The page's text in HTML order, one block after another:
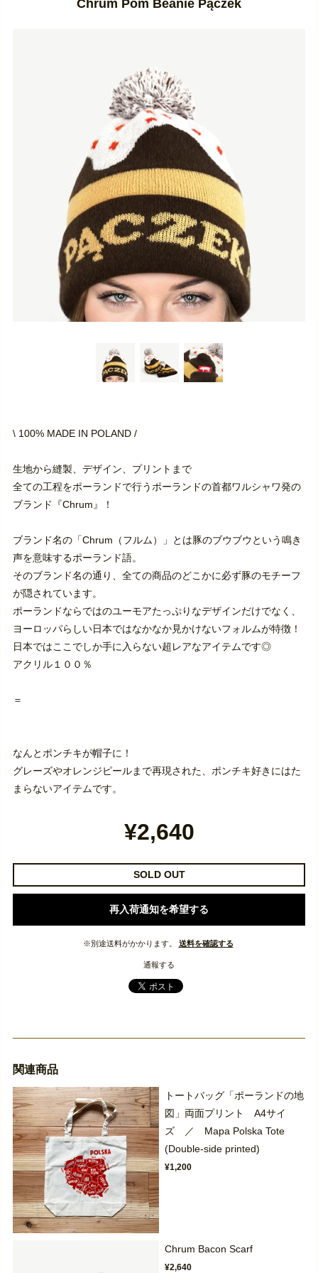
Chrum Pom Beanie Pączek
\ 100% MADE IN POLAND /
生地から縫製、デザイン、プリントまで
全ての工程をポーランドで行うポーランドの首都ワルシャワ発の
ブランド『Chrum』！
ブランド名の「Chrum（フルム）」とは豚のブウブウという鳴き
声を意味するポーランド語。
そのブランド名の通り、全ての商品のどこかに必ず豚のモチーフ
が隠されています。
ポーランドならではのユーモアたっぷりなデザインだけでなく、
ヨーロッパらしい日本ではなかなか見かけないフォルムが特徴！
日本ではここでしか手に入らない超レアなアイテムです◎
アクリル１００％
＝
なんとポンチキが帽子に！
グレーズやオレンジピールまで再現された、ポンチキ好きにはた
まらないアイテムです。
¥2,640
SOLD OUT
再入荷通知を希望する
※別途送料がかかります。 送料を確認する
通報する
関連商品
トートバッグ「ポーランドの地
図」両面プリント A4サイ
ズ ／ Mapa Polska Tote
(Double-side printed)
¥1,200
Chrum Bacon Scarf
¥2,640